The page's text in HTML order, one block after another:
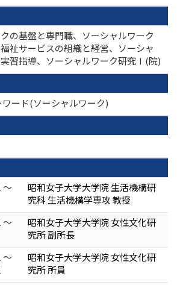
の基盤と専門職、ソーシャルワーク
祉サービスの組織と経営、ソーシャ
習指導、ソーシャルワーク研究Ⅰ(院)
ード(ソーシャルワーク)
～
昭和女子大学大学院 生活機構研
究科 生活機構学専攻 教授
～
昭和女子大学大学院 女性文化研
究所 副所長
～
昭和女子大学大学院 女性文化研
究所 所員